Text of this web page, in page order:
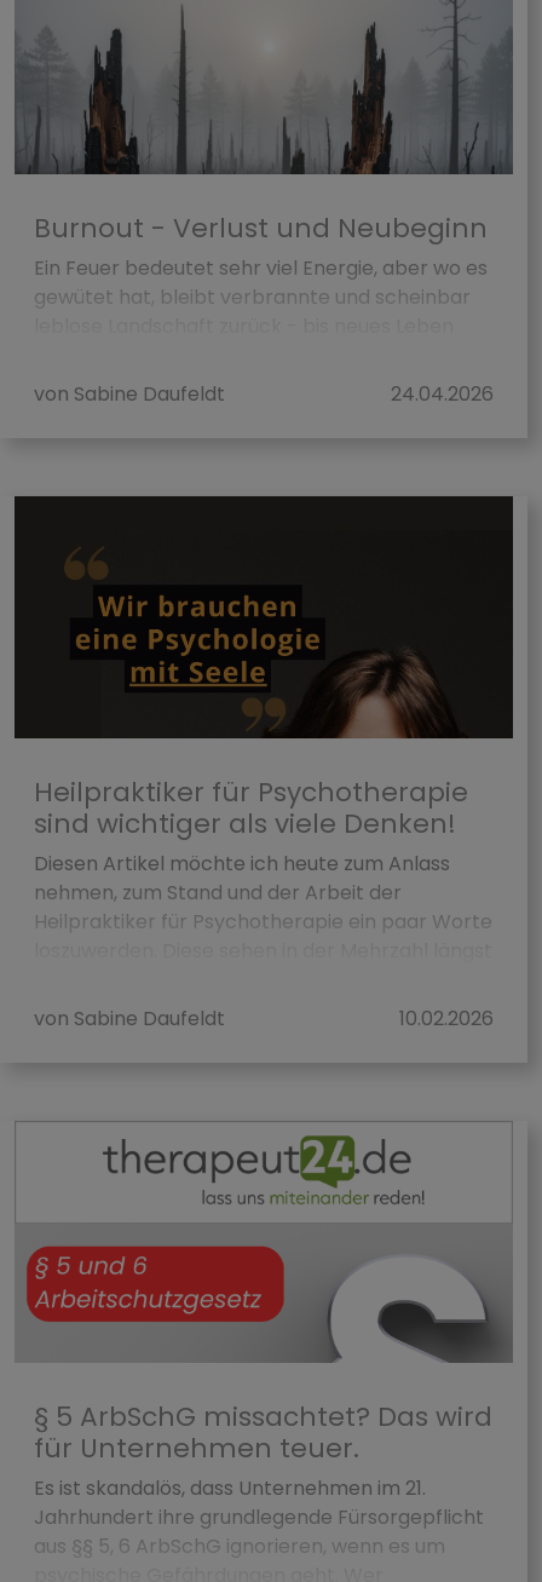
Burnout - Verlust und Neubeginn
Ein Feuer bedeutet sehr viel Energie, aber wo es
gewütet hat, bleibt verbrannte und scheinbar
von Sabine Daufeldt
24.04.2026
Heilpraktiker für Psychotherapie
sind wichtiger als viele Denken!
Diesen Artikel möchte ich heute zum Anlass
nehmen, zum Stand und der Arbeit der
Heilpraktiker für Psychotherapie ein paar Worte
von Sabine Daufeldt
10.02.2026
§ 5 ArbSchG missachtet? Das wird
für Unternehmen teuer.
Es ist skandalös, dass Unternehmen im 21.
Jahrhundert ihre grundlegende Fürsorgepflicht
aus §§ 5, 6 ArbSchG ignorieren, wenn es um